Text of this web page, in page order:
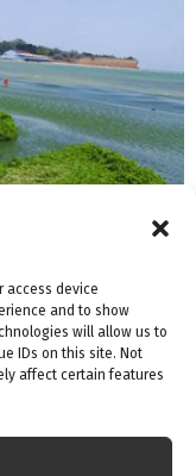
access device
and to show
will allow us to
IDs on this site. Not
affect certain features
invadat